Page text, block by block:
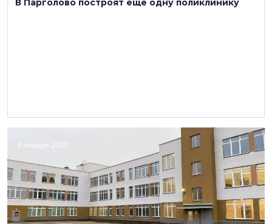
В Парголово построят еще одну поликлинику
9 января 2025